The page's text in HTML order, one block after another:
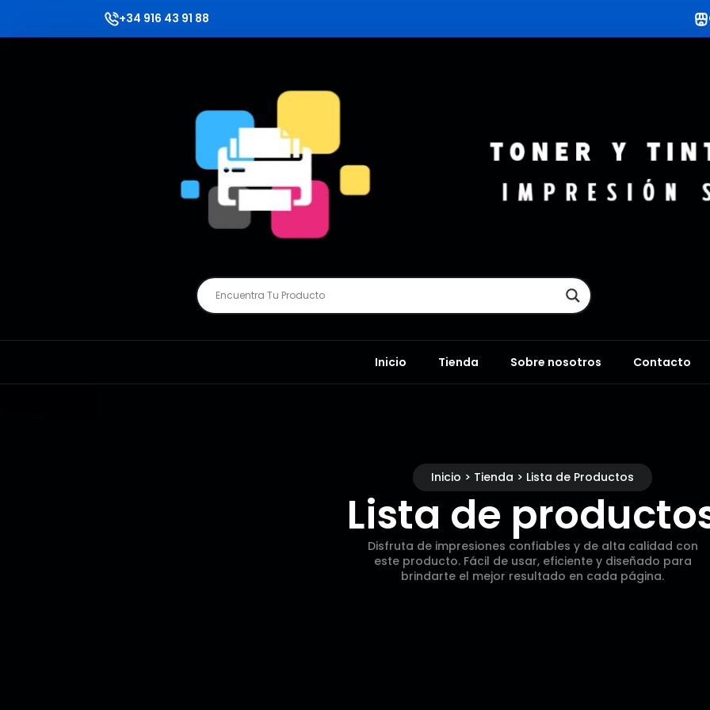
+34 916 43 91 88
Inicio Tienda Sobre nosotros Contacto
Inicio > Tienda > Lista de Productos
Lista de
Disfruta de impresiones confiables y de alta calidad con
este producto. Fácil de usar, eficiente y diseñado para
brindarte el mejor resultado en cada página.